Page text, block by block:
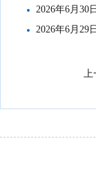
2026年6月30
2026年6月29
上